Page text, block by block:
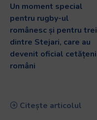
Un moment special
pentru rugby-ul
românesc și pentru trei
dintre Stejari, care au
devenit oficial cetățeni
români
Citește articolul